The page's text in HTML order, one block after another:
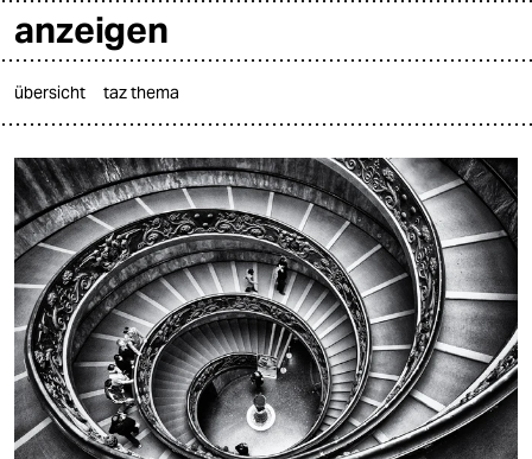
themen
politik
öko
gesellschaft
kultur
anzeigen
übersicht taz thema